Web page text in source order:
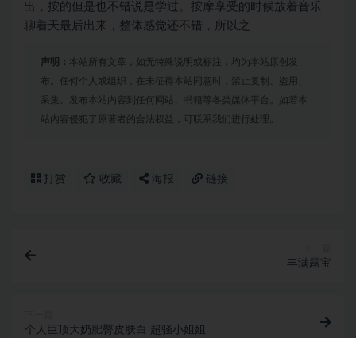
出，按的但是也不错说是学过。按摩享受的时候放着音乐
聊着天最后出来，整体感觉还不错，所以之
声明： 本站所有文章，如无特殊说明或标注，均为本站原创发
布。任何个人或组织，在未征得本站同意时，禁止复制、盗用、
采集、发布本站内容到任何网站、书籍等各类媒体平台。如若本
站内容侵犯了原著者的合法权益，可联系我们进行处理。
打赏 收藏 海报 链接
丰满露宝
个人巨顶大奶肥臀皮肤白 超骚小姐姐